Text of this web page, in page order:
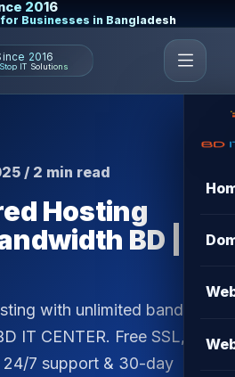
2016
Businesses in Bangladesh
2016
IT Solutions
/ 2 min read
Hosting
BD | BD
with unlimited bandwidth
IT CENTER. Free SSL,
24/7 support & 30-day